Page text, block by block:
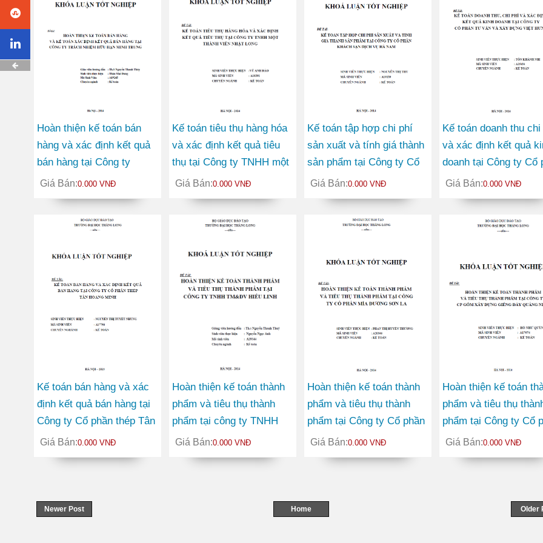
Hoàn thiện kế toán bán
hàng và xác định kết quả
bán hàng tại Công ty
TNHH Minh Trung
Giá Bán:0.000 VNĐ
Kế toán tiêu thụ hàng hóa
và xác định kết quả tiêu
thụ tại Công ty TNHH một
thành viên Nhật Long
Giá Bán:0.000 VNĐ
Kế toán tập hợp chi phí
sản xuất và tính giá thành
sản phẩm tại Công ty Cổ
phần Khách sạn Dịch vụ
Hà Nam
Giá Bán:0.000 VNĐ
Kế toán doanh thu
và xác định kết quả
doanh tại Công ty Cổ
Tư vấn và Xây dựng
Hưng
Giá Bán:0.000 VNĐ
Kế toán bán hàng và xác
định kết quả bán hàng tại
Công ty Cổ phần thép Tân
Hoàng Minh
Giá Bán:0.000 VNĐ
Hoàn thiện kế toán thành
phẩm và tiêu thụ thành
phẩm tại công ty TNHH
Thương mại và Dịch vụ
Hiếu Linh
Giá Bán:0.000 VNĐ
Hoàn thiện kế toán thành
phẩm và tiêu thụ thành
phẩm tại Công ty Cổ phần
Mía đường Sơn La
Giá Bán:0.000 VNĐ
Hoàn thiện kế toán
phẩm và tiêu thụ
phẩm tại Công ty Cổ
gốm xây dựng giếng
Quảng Ninh
Giá Bán:0.000 VNĐ
Newer Post Older
Home